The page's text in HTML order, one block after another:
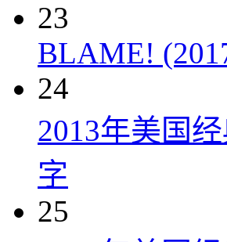
23
BLAME!
24
2013年美国
字
25